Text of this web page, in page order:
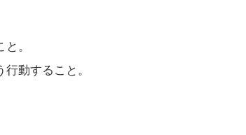
。
動すること。